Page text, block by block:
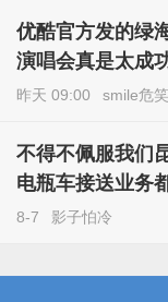
优酷官方发的绿
演唱会真是太成
昨天 09:00 smile危笑
不得不佩服我们
电瓶车接送业务
8-7 影子怕冷